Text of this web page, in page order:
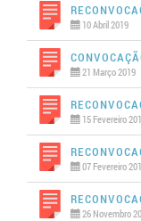
10 Abril 2019
21 Março 2019
15 Fevereiro
07 Fevereiro
26 Novembro